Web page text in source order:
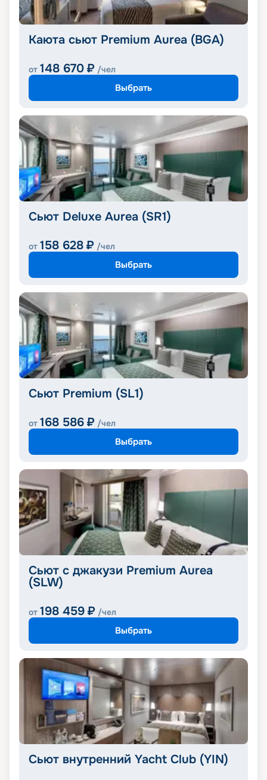
Каюта сьют Premium Aurea (BGA)
от 148 670 ₽ /чел
Выбрать
Сьют Deluxe Aurea (SR1)
от 158 628 ₽ /чел
Выбрать
Сьют Premium (SL1)
от 168 586 ₽ /чел
Выбрать
Сьют с джакузи Premium Aurea
(SLW)
от 198 459 ₽ /чел
Выбрать
Сьют внутренний Yacht Club (YIN)